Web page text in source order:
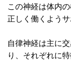
この神経は体内
正しく働くよう
自律神経は主に
り、それぞれに特